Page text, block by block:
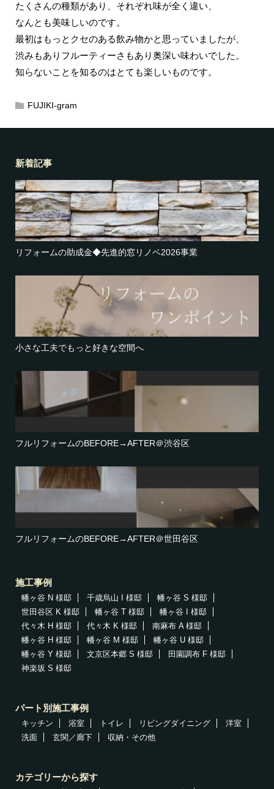
たくさんの種類があり、それぞれ味が全く違い、
なんとも美味しいのです。
最初はもっとクセのある飲み物かと思っていましたが、
渋みもありフルーティーさもあり奥深い味わいでした。
知らないことを知るのはとても楽しいものです。
FUJIKI-gram
新着記事
リフォームの助成金◆先進的窓リノベ2026事業
小さな工夫でもっと好きな空間へ
フルリフォームのBEFORE→AFTER＠渋谷区
フルリフォームのBEFORE→AFTER＠世田谷区
施工事例
幡ヶ谷 N 様邸 千歳烏山 I 様邸
幡ヶ谷 S 様邸
世田谷区 K 様邸
幡ヶ谷 T 様邸
幡ヶ谷 I 様邸
代々木 H 様邸
代々木 K 様邸
南麻布 A 様邸
幡ヶ谷 H 様邸
幡ヶ谷 M 様邸
幡ヶ谷 U 様邸
幡ヶ谷 Y 様邸
文京区本郷 S 様邸
田園調布 F 様邸
神楽坂 S 様邸
パート別施工事例
キッチン 浴室 トイレ リビングダイニング
洋室
洗面
玄関／廊下 収納・その他
カテゴリーから探す